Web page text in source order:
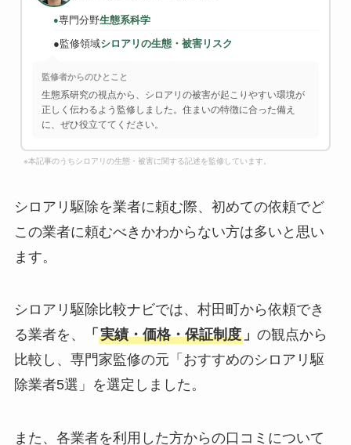
●専門分野生態系科学
●監修領域シロアリの生態・被害リスク
監修者からのひとこと
生態系研究の視点から、シロアリの被害が起こりやすい環境が
正しく伝わるよう監修しました。住まいの特徴に合った備え
に、ぜひ役立ててください。
※本記事のうちシロアリの生態・被害に関する記述を監修しています。
シロアリ駆除を業者に頼む際、初めての依頼でど
この業者に頼むべきかわからない方は多いと思い
ます。
シロアリ駆除比較ナビでは、村田町から依頼でき
る業者を、
「 実績・価格・保証制度」 の観点から
比較し、専門家監修の元「おすすめのシロアリ駆
除業者5選」を選定しました。
また、各業者を利用した方からの口コミについて